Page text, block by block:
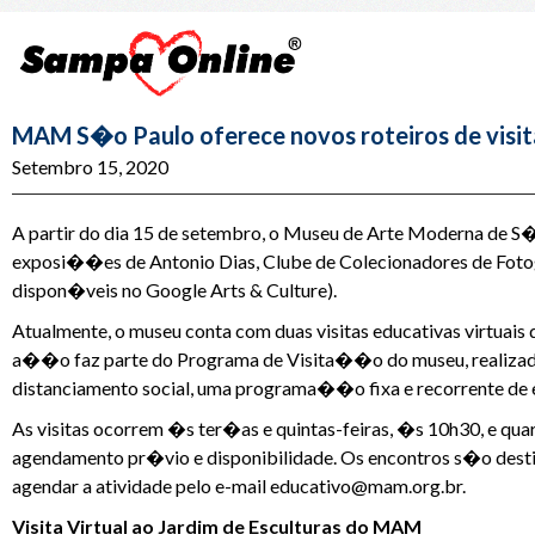
MAM S�o Paulo oferece novos roteiros de
Setembro 15, 2020
A partir do dia 15 de setembro, o Museu de Arte Moderna
exposi��es de Antonio Dias, Clube de Colecionadores de
dispon�veis no Google Arts & Culture).
Atualmente, o museu conta com duas visitas educativas
a��o faz parte do Programa de Visita��o do museu,
distanciamento social, uma programa��o fixa e recorrente de
As visitas ocorrem �s ter�as e quintas-feiras, �s 10h30, e
agendamento pr�vio e disponibilidade. Os encontros s�o
agendar a atividade pelo e-mail educativo@mam.org.br.
Visita Virtual ao Jardim de Esculturas do MAM